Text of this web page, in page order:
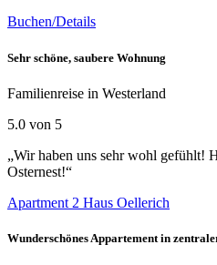
Buchen/Details
Sehr schöne, saubere Wohnung
Familienreise in Westerland
5.0 von 5
„Wir haben uns sehr wohl gefühlt!
Osternest!“
Apartment 2 Haus Oellerich
Wunderschönes Appartement in